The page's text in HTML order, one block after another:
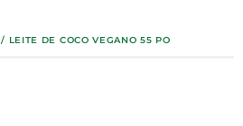
/ LEITE DE COCO VEGANO 55 PO